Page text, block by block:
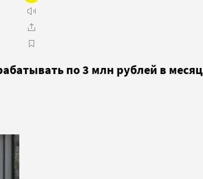
по 3 млн рублей в месяц